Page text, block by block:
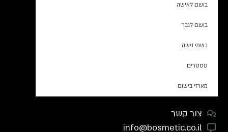
בושם לאישה
בושם לגבר
בשמי נישה
טסטרים
מארזי בישום
צור קשר
info@bosmetic.co.il